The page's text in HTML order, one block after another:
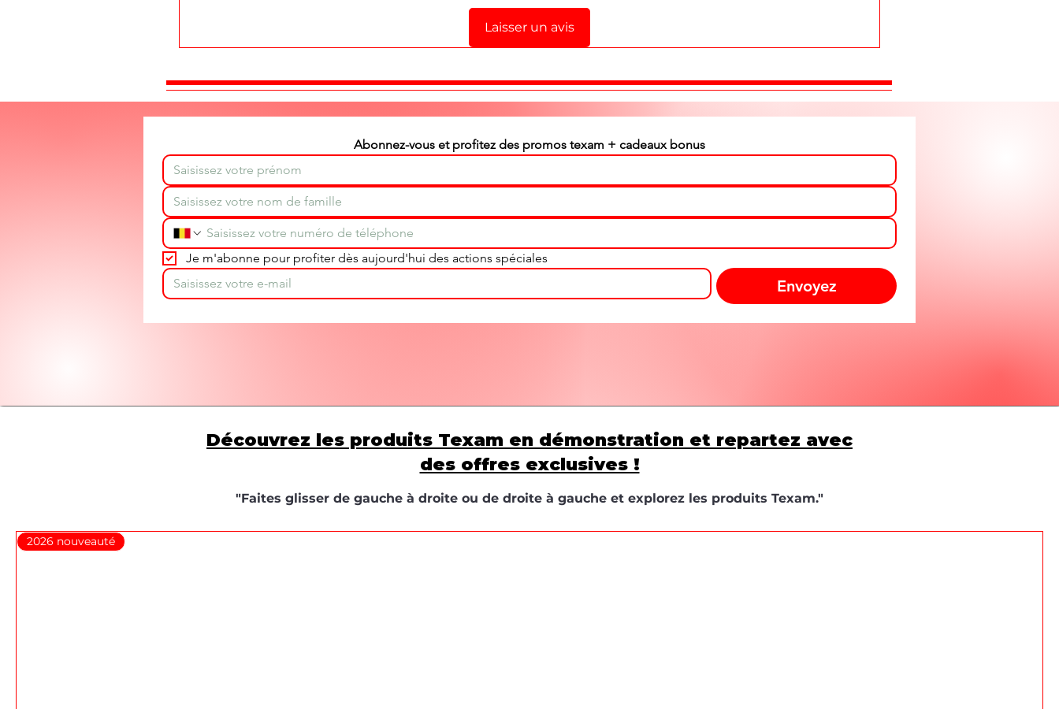
Laisser un avis
Abonnez-vous et profitez des promos texam + cadeaux bonus
Je m'abonne pour profiter dès aujourd'hui des actions spéciales
Envoyez
2026 nouveauté
Découvrez les produits Texam en démonstration et repartez avec
des offres exclusives !
"Faites glisser de gauche à droite ou de droite à gauche et explorez les produits Texam."